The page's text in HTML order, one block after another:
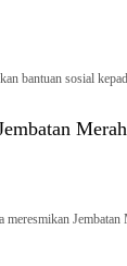
bantuan sosial